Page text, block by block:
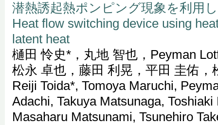
潜熱誘起熱ポンピング現象を利用
Heat flow switching device using
latent heat
樋田 怜史*，丸地 智也，Peyman
松永 卓也，藤田 利晃，平田 圭佑，
Reiji Toida*, Tomoya Maruchi,
Adachi, Takuya Matsunaga,
Masaharu Matsunami, Tsunehiro